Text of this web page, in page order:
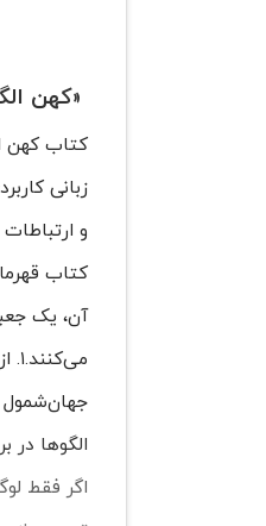
«کهن
کتاب کهن
و
کتاب
جهان‌شمول
الگوها